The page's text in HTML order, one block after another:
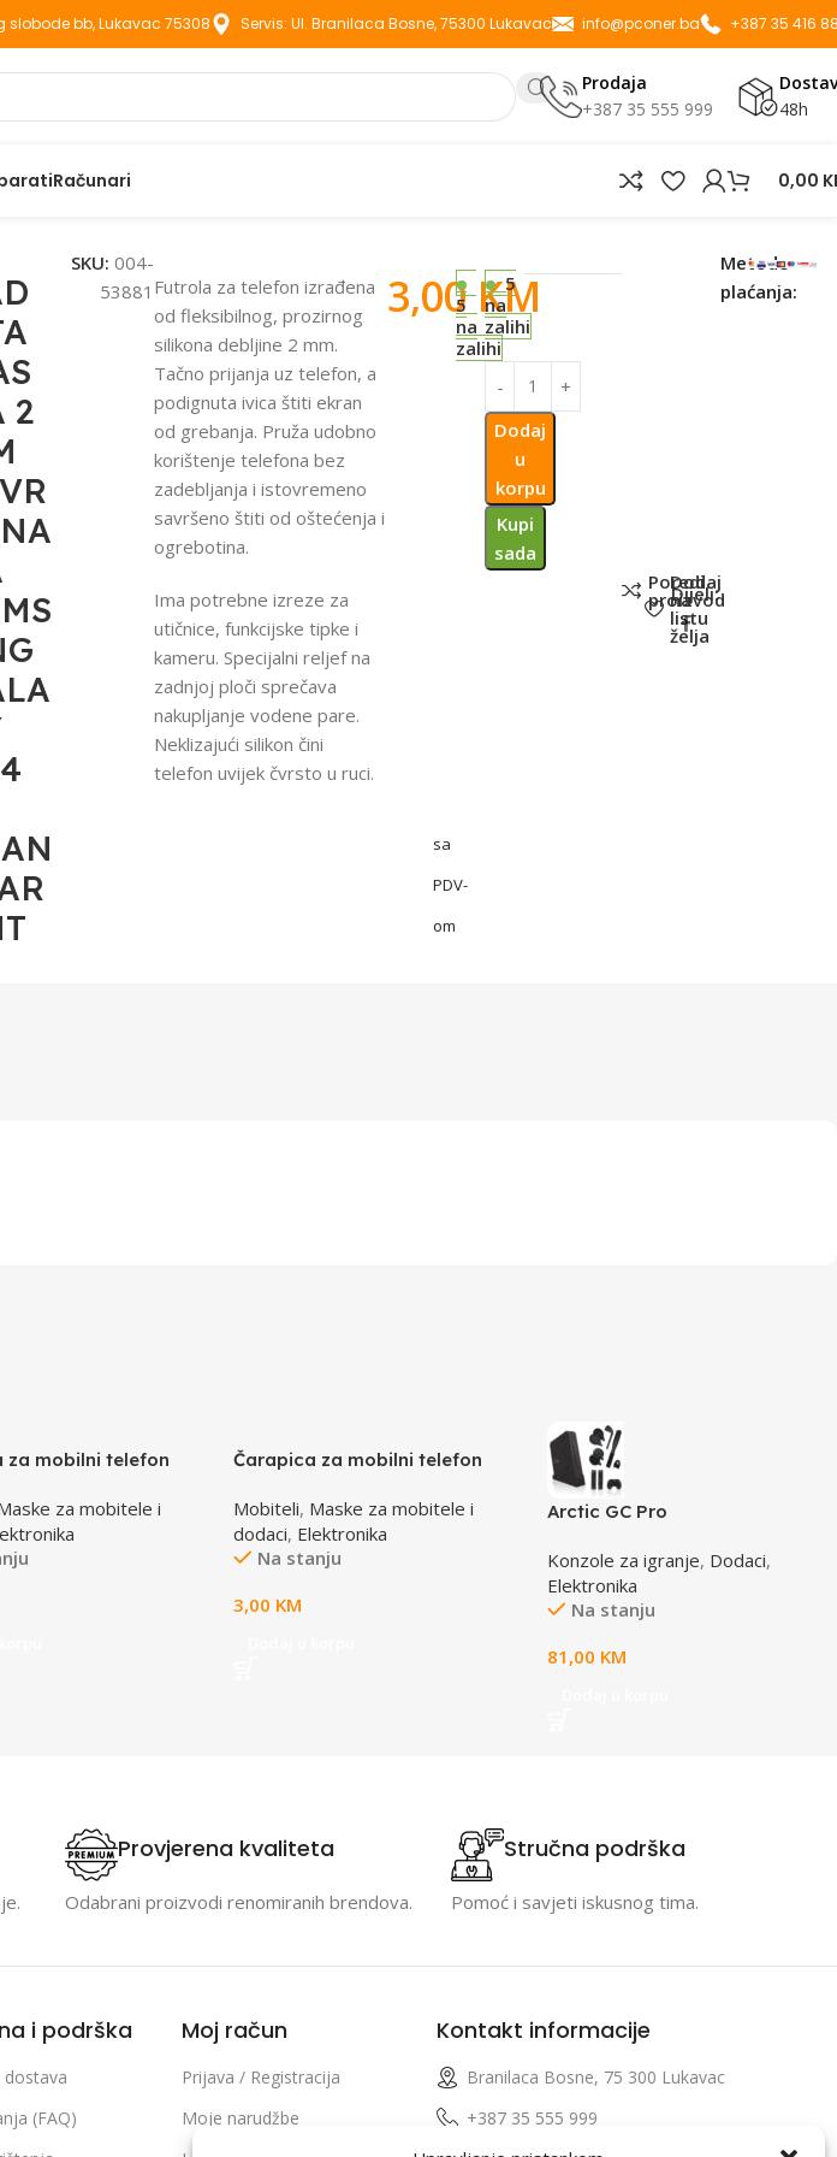
slobode bb, Lukavac 75308 Servis: Ul. Branilaca Bosne, 75300 Lukavac info@pconer.ba +387 35 416
Prodaja
+387 35 555 999
48h
Računari 0,00
2
SKU: 004-
53881 Futrola za telefon izrađena
od fleksibilnog, prozirnog
silikona debljine 2 mm.
Tačno prijanja uz telefon, a
podignuta ivica štiti ekran
od grebanja. Pruža udobno
korištenje telefona bez
zadebljanja i istovremeno
savršeno štiti od oštećenja i
ogrebotina.
Ima potrebne izreze za
utičnice, funkcijske tipke i
kameru. Specijalni reljef na
zadnjoj ploči sprečava
nakupljanje vodene pare.
Neklizajući silikon čini
telefon uvijek čvrsto u ruci.
3,00KM
sa
PDV-
om
5
na
zalihi
5
na
zalihi
Dodaj
u
korpu
Kupi
sada
Poredi
proizvod
Dodaj
na
listu
želja
Dijeli:
Metode
plaćanja:
za mobilni telefon
za mobitele i
Čarapica za mobilni telefon
65x100mm
Mobiteli, Maske za mobitele i
dodaci, Elektronika
Na stanju
3,00 KM
Arctic GC Pro
Konzole za igranje, Dodaci,
Elektronika
Na stanju
81,00 KM
Provjerena kvaliteta
Odabrani proizvodi renomiranih brendova.
Stručna podrška
Pomoć i savjeti iskusnog tima.
i podrška
dostava
(FAQ)
Moj račun
Prijava / Registracija
Moje narudžbe
Kontakt informacije
Branilaca Bosne, 75 300 Lukavac
+387 35 555 999